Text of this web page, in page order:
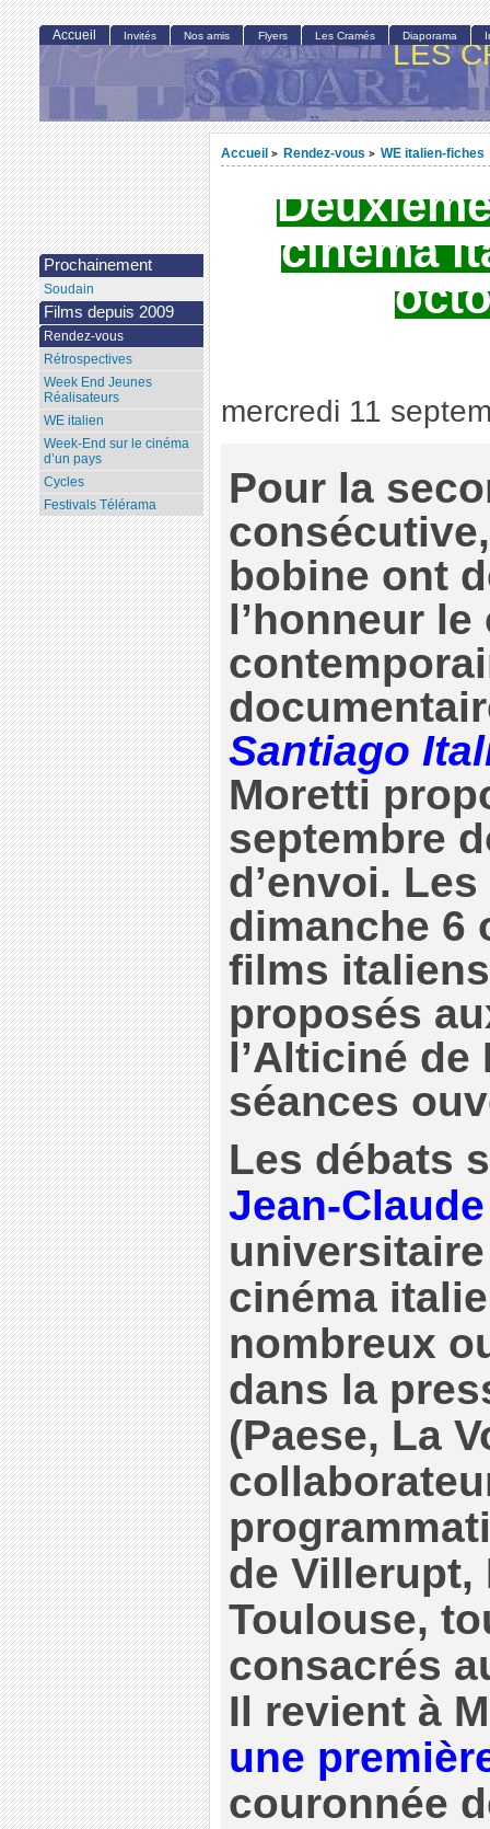
LES
Accueil > Rendez-vous > WE italien-fiches
cinéma
mercredi 11
Pour la
bobine ont
l’honneur
Santiago
Moretti
septembre
d’envoi.
dimanche 6
films
proposés
l’Alticiné de
séances
Les débats
Jean-Claude
cinéma
nombreux
dans la
(Paese, La
de Villerupt,
Toulouse,
consacrés
Il revient à
une
couronnée
Accueil Invités Nos amis Flyers Les Cramés Diaporama
Prochainement
Soudain
Films depuis 2009
Rendez-vous
Rétrospectives
Week End Jeunes
Réalisateurs
WE italien
Week-End sur le cinéma
d’un pays
Cycles
Festivals Télérama